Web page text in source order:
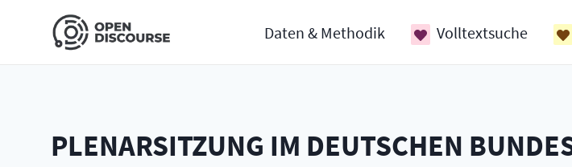
Daten & Methodik Volltextsuche
PLENARSITZUNG IM DEUTSCHEN